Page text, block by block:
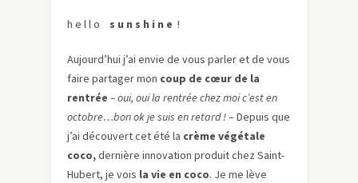
h e l l o s u n s h i n e !
Aujourd’hui j’ai envie de vous parler et de vous
faire partager mon coup de cœur de la
rentrée – oui, oui la rentrée chez moi c’est en
octobre…bon ok je suis en retard !– Depuis que
j’ai découvert cet été la crème végétale
coco,dernière innovation produit chez Saint-
Hubert, je vois la vie en coco. Je me lève